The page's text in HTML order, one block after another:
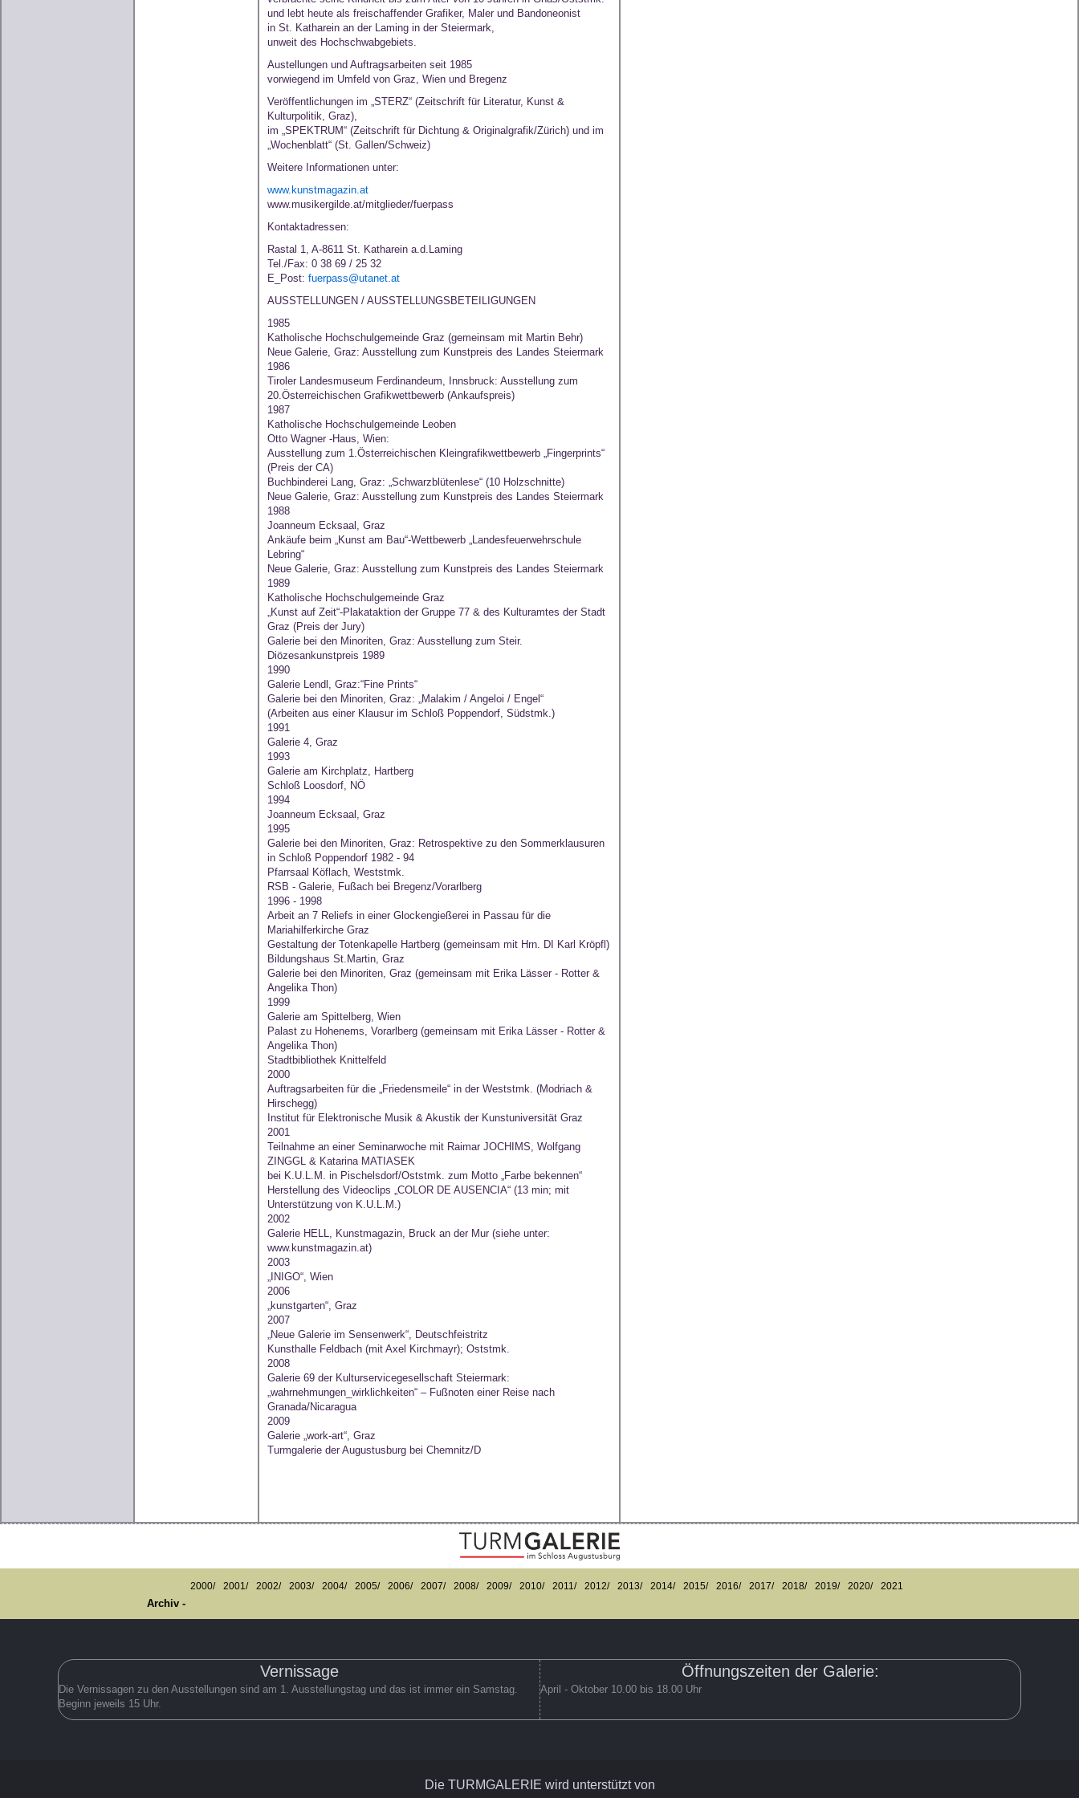
und lebt heute als freischaffender Grafiker, Maler und Bandoneonist
in St. Katharein an der Laming in der Steiermark,
unweit des Hochschwabgebiets.
Austellungen und Auftragsarbeiten seit 1985
vorwiegend im Umfeld von Graz, Wien und Bregenz
Veröffentlichungen im „STERZ“ (Zeitschrift für Literatur, Kunst &
Kulturpolitik, Graz),
im „SPEKTRUM“ (Zeitschrift für Dichtung & Originalgrafik/Zürich) und im
„Wochenblatt“ (St. Gallen/Schweiz)
Weitere Informationen unter:
www.kunstmagazin.at
www.musikergilde.at/mitglieder/fuerpass
Kontaktadressen:
Rastal 1, A-8611 St. Katharein a.d.Laming
Tel./Fax: 0 38 69 / 25 32
E_Post: fuerpass@utanet.at
AUSSTELLUNGEN / AUSSTELLUNGSBETEILIGUNGEN
1985
Katholische Hochschulgemeinde Graz (gemeinsam mit Martin Behr)
Neue Galerie, Graz: Ausstellung zum Kunstpreis des Landes Steiermark
1986
Tiroler Landesmuseum Ferdinandeum, Innsbruck: Ausstellung zum
20.Österreichischen Grafikwettbewerb (Ankaufspreis)
1987
Katholische Hochschulgemeinde Leoben
Otto Wagner -Haus, Wien:
Ausstellung zum 1.Österreichischen Kleingrafikwettbewerb „Fingerprints“
(Preis der CA)
Buchbinderei Lang, Graz: „Schwarzblütenlese“ (10 Holzschnitte)
Neue Galerie, Graz: Ausstellung zum Kunstpreis des Landes Steiermark
1988
Joanneum Ecksaal, Graz
Ankäufe beim „Kunst am Bau“-Wettbewerb „Landesfeuerwehrschule
Lebring“
Neue Galerie, Graz: Ausstellung zum Kunstpreis des Landes Steiermark
1989
Katholische Hochschulgemeinde Graz
„Kunst auf Zeit“-Plakataktion der Gruppe 77 & des Kulturamtes der Stadt
Graz (Preis der Jury)
Galerie bei den Minoriten, Graz: Ausstellung zum Steir.
Diözesankunstpreis 1989
1990
Galerie Lendl, Graz:“Fine Prints“
Galerie bei den Minoriten, Graz: „Malakim / Angeloi / Engel“
(Arbeiten aus einer Klausur im Schloß Poppendorf, Südstmk.)
1991
Galerie 4, Graz
1993
Galerie am Kirchplatz, Hartberg
Schloß Loosdorf, NÖ
1994
Joanneum Ecksaal, Graz
1995
Galerie bei den Minoriten, Graz: Retrospektive zu den Sommerklausuren
in Schloß Poppendorf 1982 - 94
Pfarrsaal Köflach, Weststmk.
RSB - Galerie, Fußach bei Bregenz/Vorarlberg
1996 - 1998
Arbeit an 7 Reliefs in einer Glockengießerei in Passau für die
Mariahilferkirche Graz
Gestaltung der Totenkapelle Hartberg (gemeinsam mit Hrn. DI Karl Kröpfl)
Bildungshaus St.Martin, Graz
Galerie bei den Minoriten, Graz (gemeinsam mit Erika Lässer - Rotter &
Angelika Thon)
1999
Galerie am Spittelberg, Wien
Palast zu Hohenems, Vorarlberg (gemeinsam mit Erika Lässer - Rotter &
Angelika Thon)
Stadtbibliothek Knittelfeld
2000
Auftragsarbeiten für die „Friedensmeile“ in der Weststmk. (Modriach &
Hirschegg)
Institut für Elektronische Musik & Akustik der Kunstuniversität Graz
2001
Teilnahme an einer Seminarwoche mit Raimar JOCHIMS, Wolfgang
ZINGGL & Katarina MATIASEK
bei K.U.L.M. in Pischelsdorf/Oststmk. zum Motto „Farbe bekennen“
Herstellung des Videoclips „COLOR DE AUSENCIA“ (13 min; mit
Unterstützung von K.U.L.M.)
2002
Galerie HELL, Kunstmagazin, Bruck an der Mur (siehe unter:
www.kunstmagazin.at)
2003
„INIGO“, Wien
2006
„kunstgarten“, Graz
2007
„Neue Galerie im Sensenwerk“, Deutschfeistritz
Kunsthalle Feldbach (mit Axel Kirchmayr); Oststmk.
2008
Galerie 69 der Kulturservicegesellschaft Steiermark:
„wahrnehmungen_wirklichkeiten“ – Fußnoten einer Reise nach
Granada/Nicaragua
2009
Galerie „work-art“, Graz
Turmgalerie der Augustusburg bei Chemnitz/D
Archiv -
2000/ 2001/ 2002/ 2003/ 2004/ 2005/ 2006/ 2007/ 2008/ 2009/ 2010/ 2011/ 2012/ 2013/ 2014/ 2015/ 2016/ 2017/ 2018/ 2019/ 2020/ 2021
Vernissage
Die Vernissagen zu den Ausstellungen sind am 1. Ausstellungstag und das ist immer ein Samstag.
Beginn jeweils 15 Uhr.
Öffnungszeiten der Galerie:
April - Oktober 10.00 bis 18.00 Uhr
Die TURMGALERIE wird unterstützt von